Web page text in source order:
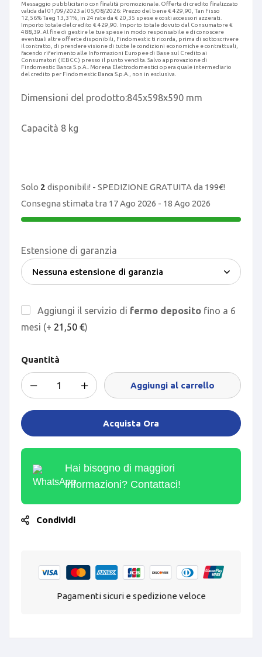
Messaggio pubblicitario con finalità promozionale. Offerta di credito finalizzato
valida dal 01/09/2023 al 05/08/2026: Prezzo del bene € 429,90, Tan Fisso
12,56% Taeg 13,31%, in 24 rate da € 20,35 spese e costi accessori azzerati.
Importo totale del credito € 429,90. Importo totale dovuto dal Consumatore €
488,39. Al fine di gestire le tue spese in modo responsabile e di conoscere
eventuali altre offerte disponibili, Findomestic ti ricorda, prima di sottoscrivere
il contratto, di prendere visione di tutte le condizioni economiche e contrattuali,
facendo riferimento alle Informazioni Europee di Base sul Credito ai
Consumatori (IEBCC) presso il punto vendita. Salvo approvazione di
Findomestic Banca S.p.A.. Morena Elettrodomestici opera quale intermediario
del credito per Findomestic Banca S.p.A., non in esclusiva.
Dimensioni del prodotto:845x598x590 mm
Capacità 8 kg
Solo 2 disponibili! - SPEDIZIONE GRATUITA da 199€!
Consegna stimata tra 17 Ago 2026 - 18 Ago 2026
Estensione di garanzia
Aggiungi il servizio di fermo deposito fino a 6
mesi (+ 21,50 €)
Quantità
Aggiungi al carrello
Acquista Ora
Hai bisogno di maggiori
informazioni? Contattaci!
Condividi
Pagamenti sicuri e spedizione veloce